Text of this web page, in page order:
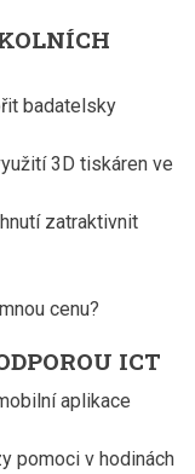
badatelsky
3D tiskáren ve
zatraktivnit
cenu?
ICT
aplikace
pomoci v hodinách